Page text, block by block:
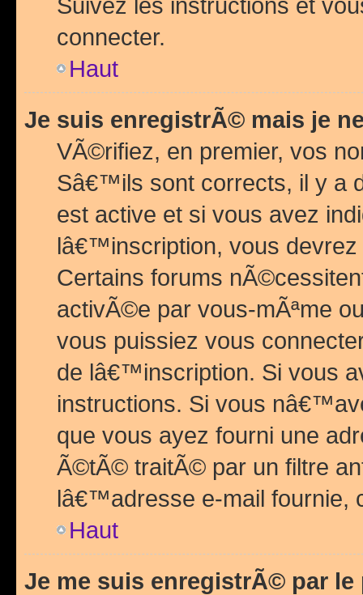
connecter.
Haut
Je suis enregistrÃ© mais je
VÃ©rifiez, en premier, vos
Sâ€™ils sont corrects, il y a
est active et si vous avez
lâ€™inscription, vous
Certains forums
activÃ©e par vous-mÃªme
vous puissiez vous
de lâ€™inscription. Si vous
instructions. Si vous
que vous ayez fourni une
Ã©tÃ© traitÃ© par un filtre
lâ€™adresse e-mail fournie,
Haut
Je me suis enregistrÃ© par